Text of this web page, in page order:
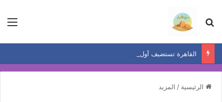
بحث عن
الرئيسية / المزيد